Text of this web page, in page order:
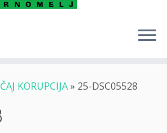
KORUPCIJA» 25-DSC05528